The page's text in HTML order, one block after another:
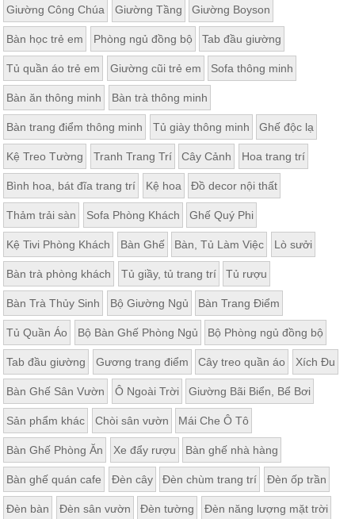
Giường Công Chúa Giường Tầng Giường Boyson
Bàn học trẻ em Phòng ngủ đồng bộ Tab đầu giường
Tủ quần áo trẻ em Giường cũi trẻ em Sofa thông minh
Bàn ăn thông minh Bàn trà thông minh
Bàn trang điểm thông minh Tủ giày thông minh Ghế độc lạ
Kệ Treo Tường Tranh Trang Trí Cây Cảnh Hoa trang trí
Bình hoa, bát đĩa trang trí Kệ hoa Đồ decor nội thất
Thảm trải sàn Sofa Phòng Khách Ghế Quý Phi
Kệ Tivi Phòng Khách Bàn Ghế Bàn, Tủ Làm Việc Lò sưởi
Bàn trà phòng khách Tủ giầy, tủ trang trí Tủ rượu
Bàn Trà Thủy Sinh Bộ Giường Ngủ Bàn Trang Điểm
Tủ Quần Áo Bộ Bàn Ghế Phòng Ngủ Bộ Phòng ngủ đồng bộ
Tab đầu giường Gương trang điểm Cây treo quần áo Xích Đu
Bàn Ghế Sân Vườn Ô Ngoài Trời Giường Bãi Biển, Bể Bơi
Sản phẩm khác Chòi sân vườn Mái Che Ô Tô
Bàn Ghế Phòng Ăn Xe đẩy rượu Bàn ghế nhà hàng
Bàn ghế quán cafe Đèn cây Đèn chùm trang trí Đèn ốp trần
Đèn bàn Đèn sân vườn Đèn tường Đèn năng lượng mặt trời